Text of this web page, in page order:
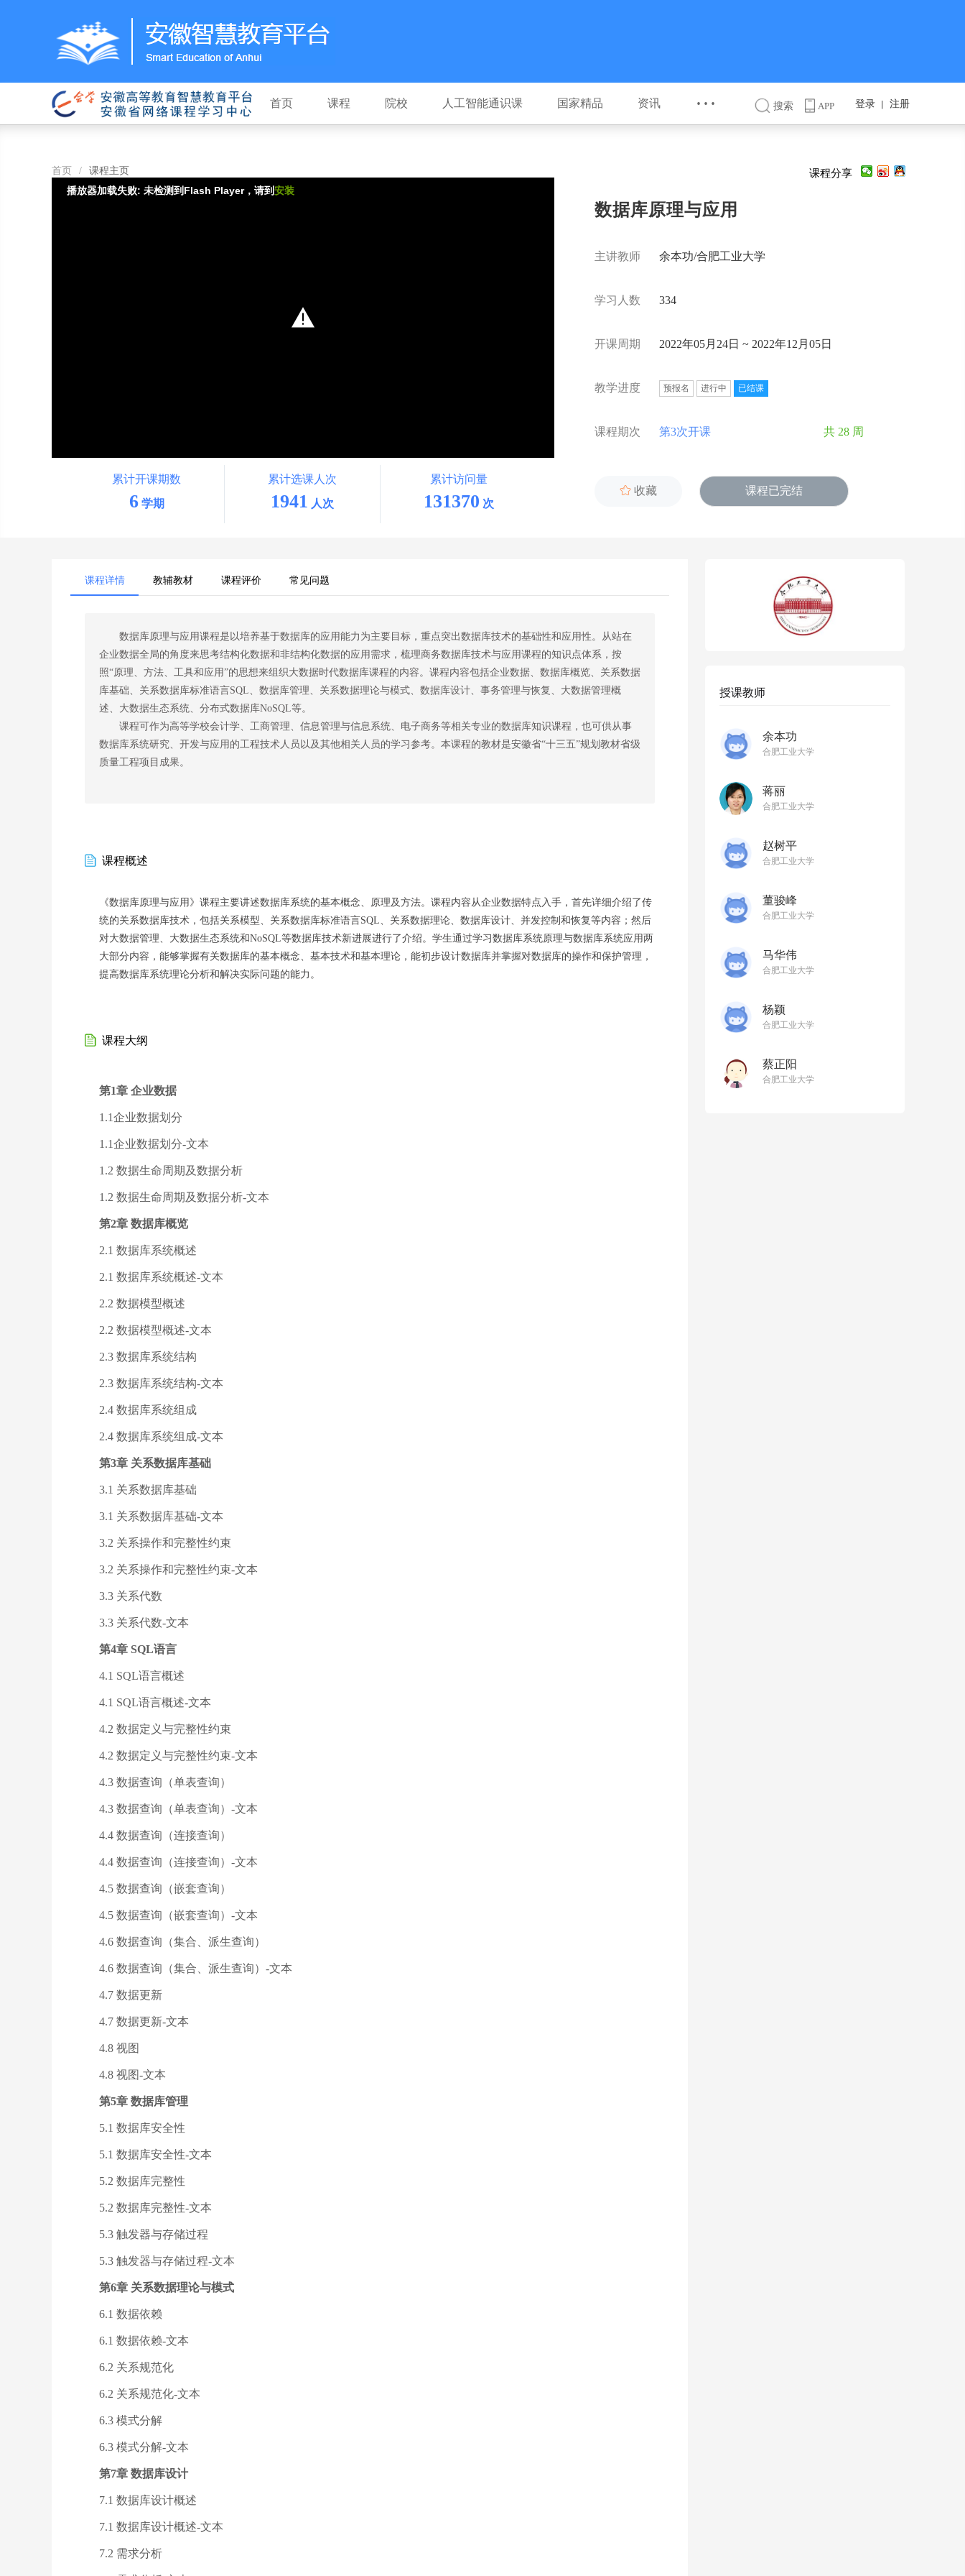
首页 课程 院校 人工智能通识课 国家精品 资讯 ··· 搜索 APP 登录 注册
首页 / 课程主页
播放器加载失败: 未检测到Flash Player，请到安装
累计开课期数
6学期
累计选课人次
1941 人次
累计访问量
131370 次
课程分享
数据库原理与应用
主讲教师 余本功/合肥工业大学
学习人数 334
开课周期 2022年05月24日 ~ 2022年12月05日
教学进度 预报名 进行中 已结课
课程期次 第3次开课 共 28 周
 收藏 课程已完结
课程详情 教辅教材 课程评价 常见问题
数据库原理与应用课程是以培养基于数据库的应用能力为主要目标，重点突出数据库技术的基础性和应用性。从站在
企业数据全局的角度来思考结构化数据和非结构化数据的应用需求，梳理商务数据库技术与应用课程的知识点体系，按
照“原理、方法、工具和应用”的思想来组织大数据时代数据库课程的内容。课程内容包括企业数据、数据库概览、关系数据
库基础、关系数据库标准语言SQL、数据库管理、关系数据理论与模式、数据库设计、事务管理与恢复、大数据管理概
述、大数据生态系统、分布式数据库NoSQL等。
课程可作为高等学校会计学、工商管理、信息管理与信息系统、电子商务等相关专业的数据库知识课程，也可供从事
数据库系统研究、开发与应用的工程技术人员以及其他相关人员的学习参考。本课程的教材是安徽省“十三五”规划教材省级
质量工程项目成果。
课程概述
《数据库原理与应用》课程主要讲述数据库系统的基本概念、原理及方法。课程内容从企业数据特点入手，首先详细介绍了传
统的关系数据库技术，包括关系模型、关系数据库标准语言SQL、关系数据理论、数据库设计、并发控制和恢复等内容；然后
对大数据管理、大数据生态系统和NoSQL等数据库技术新进展进行了介绍。学生通过学习数据库系统原理与数据库系统应用两
大部分内容，能够掌握有关数据库的基本概念、基本技术和基本理论，能初步设计数据库并掌握对数据库的操作和保护管理，
提高数据库系统理论分析和解决实际问题的能力。
课程大纲
第1章 企业数据
1.1企业数据划分
1.1企业数据划分-文本
1.2 数据生命周期及数据分析
1.2 数据生命周期及数据分析-文本
第2章 数据库概览
2.1 数据库系统概述
2.1 数据库系统概述-文本
2.2 数据模型概述
2.2 数据模型概述-文本
2.3 数据库系统结构
2.3 数据库系统结构-文本
2.4 数据库系统组成
2.4 数据库系统组成-文本
第3章 关系数据库基础
3.1 关系数据库基础
3.1 关系数据库基础-文本
3.2 关系操作和完整性约束
3.2 关系操作和完整性约束-文本
3.3 关系代数
3.3 关系代数-文本
第4章 SQL语言
4.1 SQL语言概述
4.1 SQL语言概述-文本
4.2 数据定义与完整性约束
4.2 数据定义与完整性约束-文本
4.3 数据查询（单表查询）
4.3 数据查询（单表查询）-文本
4.4 数据查询（连接查询）
4.4 数据查询（连接查询）-文本
4.5 数据查询（嵌套查询）
4.5 数据查询（嵌套查询）-文本
4.6 数据查询（集合、派生查询）
4.6 数据查询（集合、派生查询）-文本
4.7 数据更新
4.7 数据更新-文本
4.8 视图
4.8 视图-文本
第5章 数据库管理
5.1 数据库安全性
5.1 数据库安全性-文本
5.2 数据库完整性
5.2 数据库完整性-文本
5.3 触发器与存储过程
5.3 触发器与存储过程-文本
第6章 关系数据理论与模式
6.1 数据依赖
6.1 数据依赖-文本
6.2 关系规范化
6.2 关系规范化-文本
6.3 模式分解
6.3 模式分解-文本
第7章 数据库设计
7.1 数据库设计概述
7.1 数据库设计概述-文本
7.2 需求分析
授课教师
余本功
合肥工业大学
蒋丽
合肥工业大学
赵树平
合肥工业大学
董骏峰
合肥工业大学
马华伟
合肥工业大学
杨颖
合肥工业大学
蔡正阳
合肥工业大学